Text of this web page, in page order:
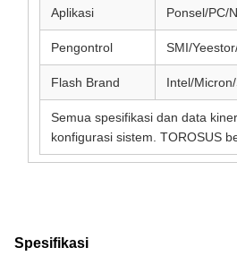
Aplikasi Ponsel/PC/
Pengontrol SMI/
Flash Brand Intel/
Semua spesifikasi dan data
konfigurasi sistem. TOROSUS
Spesifikasi